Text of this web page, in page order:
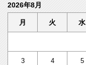
2026年8月
月 火 水
3 4 5